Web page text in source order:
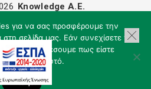
για να σας προσφέρουμε την
στη σελίδα μας. Εάν συνεχίσετε να
θα υποθέσουμε πως είστε
με αυτό.
Εντάξει
Knowledge A.E.